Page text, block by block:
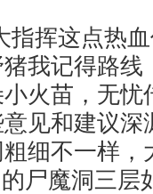
挥这点热
我记得路线
火苗，无忧
见和建议深
细不一样，
尸魔洞三层